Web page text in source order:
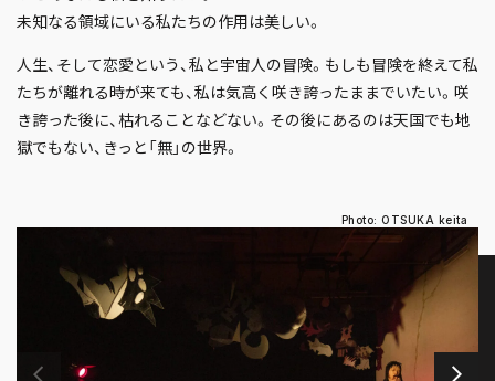
未知なる領域にいる私たちの作用は美しい。
人生、そして恋愛という、私と宇宙人の冒険。もしも冒険を終えて私
たちが離れる時が来ても、私は気高く咲き誇ったままでいたい。咲
き誇った後に、枯れることなどない。その後にあるのは天国でも地
獄でもない、きっと「無」の世界。
Photo: OTSUKA keita